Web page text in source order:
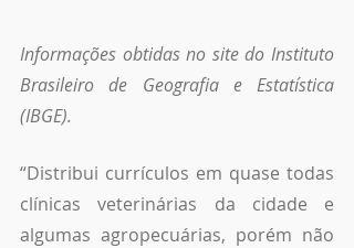
Informações obtidas no site do Instituto
Brasileiro de Geografia e Estatística
(IBGE).
“Distribui currículos em quase todas
clínicas veterinárias da cidade e
algumas agropecuárias, porém não